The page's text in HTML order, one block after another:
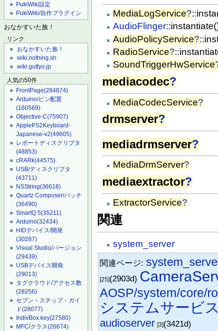
PukiWiki設定
PukiWiki/自作プラグイン
おなかすいた族！
リンク
おなかすいた族！
wiki.nothing.sh
wiki.guttyo.jp
人気の50件
FrontPage(284874)
Arduino/ピン配置
(160569)
Objective-C(75907)
ApplePS2Keyboard-
Japanese-v2(49605)
レポートディスクリプタ
(48853)
cRARk(44575)
USB/ディスクリプタ
(43711)
NSString(36618)
Quartz Composer/パッチ
(36490)
SmartQ 5(35211)
Arduino(32434)
HIDデバイス/開発
(30287)
Visual Studio/バージョン
(29439)
USBデバイス開発
(29013)
タグクラウド/アクセス数
(28256)
セブン・ステップ・ガイ
ド(28077)
IndivBox.key(27580)
MFC/クラス(26674)
MediaLogService?
AudioFlinger
AudioPolicyService?
RadioService?
SoundTriggerHwService
mediacodec?
MediaCodecService?
drmserver?
mediadrmserver?
MediaDrmServer?
mediaextractor?
ExtractorService?
関連
system_server
関連ページ:
[25](2903d)
AOSP/system/core/
システムサービ
audioserver [3](3421d)